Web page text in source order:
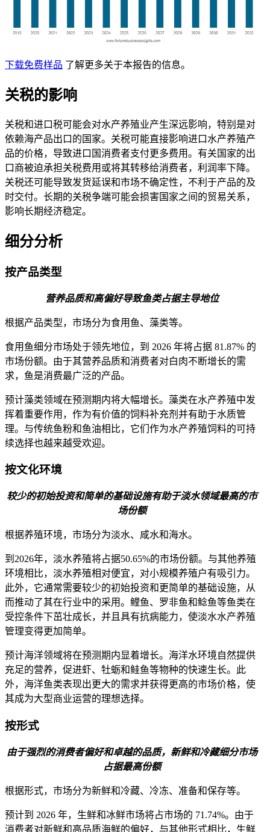
下载免费样品 了解更多关于本报告的信息。
关税的影响
关税和进口税可能会对水产养殖业产生深远影响，特别是对
依赖海产品出口的国家。关税可能直接影响进口水产养殖产
品的价格，导致进口国消费者支付更多费用。有关国家的出
口商被迫承担关税费用或将其转移给消费者，利润率下降。
关税还可能导致发货延误和市场不确定性，不利于产品的及
时交付。长期的关税争端可能会损害国家之间的贸易关系，
影响长期经济稳定。
细分分析
按产品类型
营养品质和高偏好导致鱼类占据主导地位
根据产品类型，市场分为食用鱼、藻类等。
食用鱼细分市场处于领先地位，到 2026 年将占据 81.87% 的
市场份额。由于其营养品质和消费者对白肉不断增长的需
求，鱼是消费最广泛的产品。
预计藻类领域在预测期内将大幅增长。藻类在水产养殖中发
挥着重要作用，作为有价值的饲料补充剂并有助于水质管
理。与传统鱼粉和鱼油相比，它们作为水产养殖饲料的可持
续选择也越来越受欢迎。
按文化环境
较少的初始投资和简单的基础设施有助于淡水领域最高的市
场份额
根据养殖环境，市场分为淡水、咸水和海水。
到2026年，淡水养殖将占据50.65%的市场份额。与其他养殖
环境相比，淡水养殖相对便宜，对小规模养殖户有吸引力。
此外，它通常需要较少的初始投资和更简单的基础设施，从
而推动了其在行业中的采用。鲤鱼、罗非鱼和鲶鱼等鱼类在
受控条件下茁壮成长，并且具有抗病能力，使淡水水产养殖
管理变得更加简单。
预计海洋领域将在预测期内显着增长。海洋水环境自然提供
充足的营养，促进虾、牡蛎和鲑鱼等物种的快速生长。此
外，海洋鱼类表现出更大的需求并获得更高的市场价格，使
其成为大型商业运营的理想选择。
按形式
由于强烈的消费者偏好和卓越的品质，新鲜和冷藏细分市场
占据最高份额
根据形式，市场分为新鲜和冷藏、冷冻、准备和保存等。
预计到 2026 年，生鲜和冰鲜市场将占市场的 71.74%。由于
消费者对新鲜和高品质海鲜的偏好，与其他形式相比，生鲜